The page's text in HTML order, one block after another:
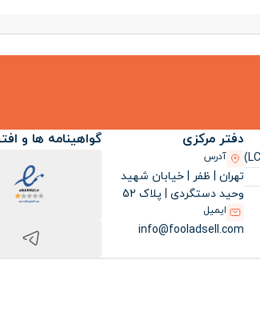
دفتر مرکزی
آدرس
تهران | ظفر | خیابان شهید
وحید دستگردی | پلاک 52
ایمیل
info@fooladsell.com
گواهینامه ها و